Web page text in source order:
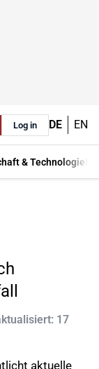
Log in DE EN
& Technologie
17
aktuelle